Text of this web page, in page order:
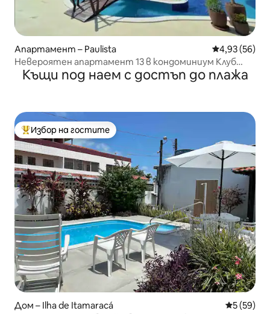
Апартамент – Paulista Средна
4,93 (56)
Невероятен апартамент 13 в кондоминиум Клуб
край морето „Джанга“
Къщи под наем с достъп до плажа
Най-популярен избор на гостите
Избор на гостите
Дом – Ilha de Itamaracá Средна
5 (59)